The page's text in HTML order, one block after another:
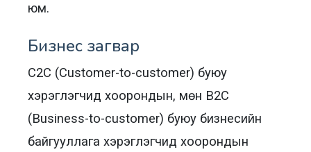
юм.
Бизнес загвар
C2C (Customer-to-customer) буюу
хэрэглэгчид хоорондын, мөн B2C
(Business-to-customer) буюу бизнесийн
байгууллага хэрэглэгчид хоорондын